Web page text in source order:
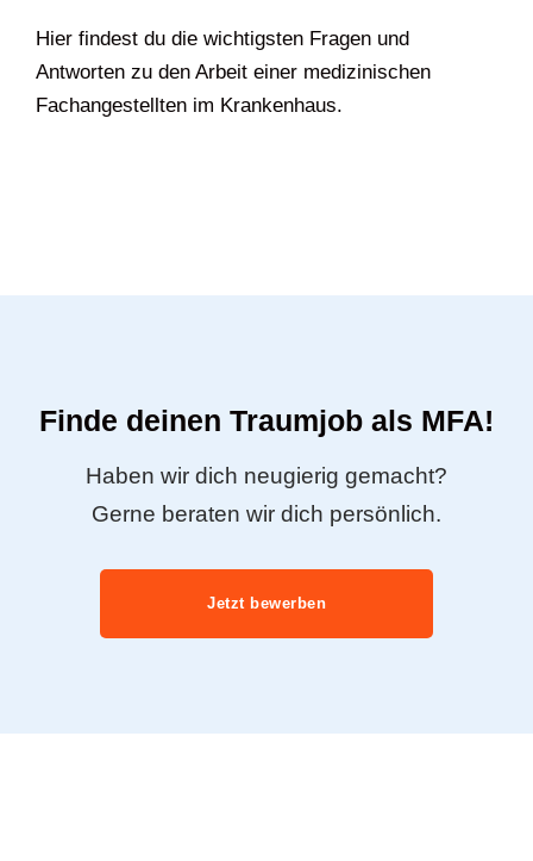
Hier findest du die wichtigsten Fragen und
Antworten zu den Arbeit einer medizinischen
Fachangestellten im Krankenhaus.
Finde deinen Traumjob als MFA!
Haben wir dich neugierig gemacht?
Gerne beraten wir dich persönlich.
Jetzt bewerben